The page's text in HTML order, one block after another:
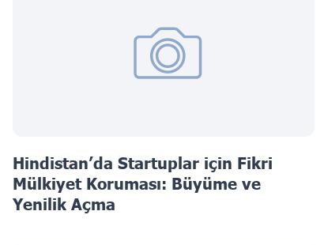
Hindistan’da Startuplar için Fikri
Mülkiyet Koruması: Büyüme ve
Yenilik Açma